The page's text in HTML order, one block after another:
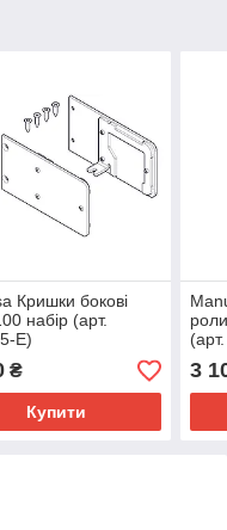
Кришки бокові
набір (арт.
E)
₴
Купити
3